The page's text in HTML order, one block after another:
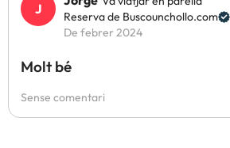
Reserva de Buscounchollo.com
De febrer 2024
Molt bé
Sense comentari